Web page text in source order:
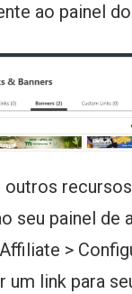
ao painel
seu painel de
>
um link para